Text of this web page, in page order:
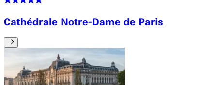
Cathédrale Notre-Dame de Paris